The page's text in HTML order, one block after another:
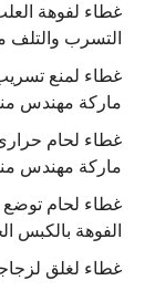
غطاء لفوهة
التسرب
غطاء لمنع
ماركة مهندس
غطاء لحام
ماركة مهندس
غطاء لحام توضع
الفوهة بالكبس
غطاء لغلق